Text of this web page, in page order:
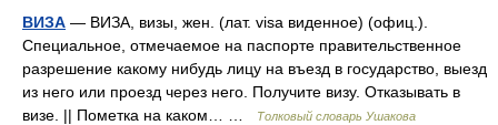
ВИЗА — ВИЗА, визы, жен. (лат. visa виденное) (офиц.).
Специальное, отмечаемое на паспорте правительственное
разрешение какому нибудь лицу на въезд в государство, выезд
из него или проезд через него. Получите визу. Отказывать в
визе. || Пометка на каком… …
Толковый словарь Ушакова